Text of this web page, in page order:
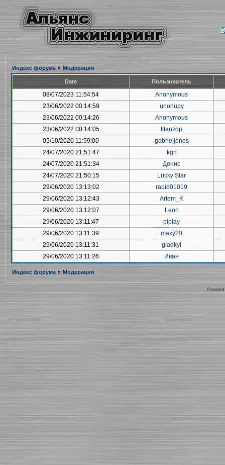
Индекс форума » Модерация
Date Пользователь
08/07/2023 11:54:54
Anonymous
23/06/2022 00:14:59
unohupy
23/06/2022 00:14:26
Anonymous
23/06/2022 00:14:05
titanzop
05/10/2020 11:59:00
gabrieljones
24/07/2020 21:51:47
kgn
24/07/2020 21:51:34
Денис
24/07/2020 21:50:15
Lucky Star
29/06/2020 13:13:02
rapid01019
29/06/2020 13:12:43
Artem_K
29/06/2020 13:12:07
Leon
29/06/2020 13:11:47
piplay
29/06/2020 13:11:39
maxy20
29/06/2020 13:11:31
gladkyi
29/06/2020 13:11:26
Иван
Индекс форума » Модерация